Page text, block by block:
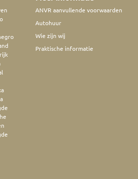
ANVR aanvullende voorwaarden
Autohuur
Wie zijn wij
Praktische informatie